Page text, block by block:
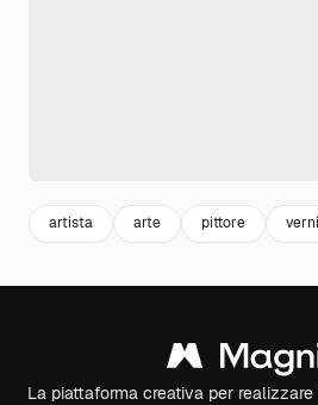
artista arte pittore
La piattaforma creativa per